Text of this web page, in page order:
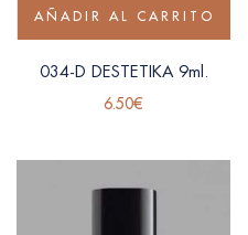
AÑADIR AL CARRITO
034-D DESTETIKA 9ml.
6.50€